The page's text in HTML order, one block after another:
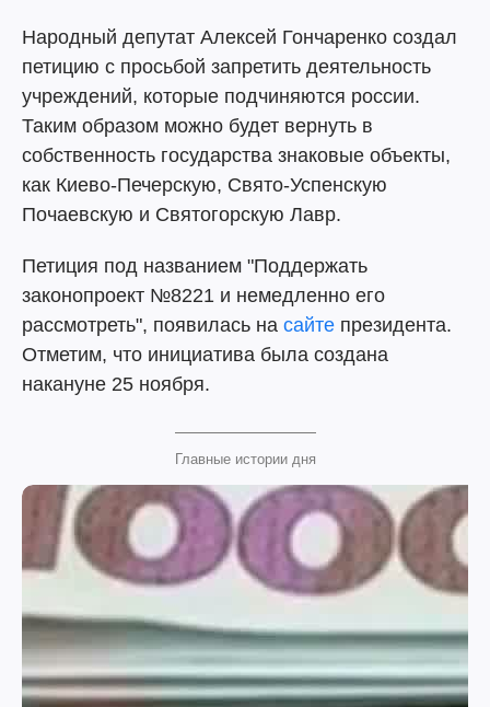
Народный депутат Алексей Гончаренко создал
петицию с просьбой запретить деятельность
учреждений, которые подчиняются россии.
Таким образом можно будет вернуть в
собственность государства знаковые объекты,
как Киево-Печерскую, Свято-Успенскую
Почаевскую и Святогорскую Лавр.
Петиция под названием "Поддержать
законопроект №8221 и немедленно его
рассмотреть", появилась на сайте президента.
Отметим, что инициатива была создана
накануне 25 ноября.
Главные истории дня